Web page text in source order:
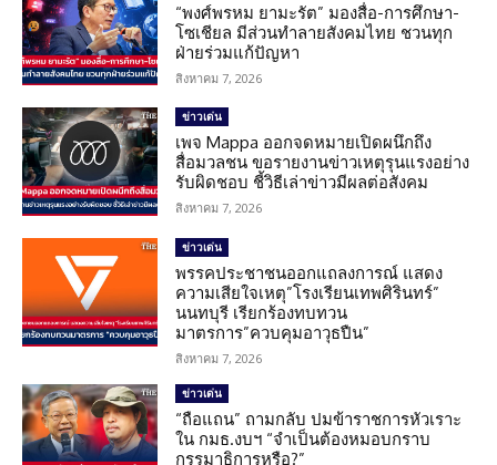
“พงศ์พรหม ยามะรัต” มองสื่อ-การศึกษา-
โซเชียล มีส่วนทำลายสังคมไทย ชวนทุก
ฝ่ายร่วมแก้ปัญหา
สิงหาคม 7, 2026
ข่าวเด่น
เพจ Mappa ออกจดหมายเปิดผนึกถึง
สื่อมวลชน ขอรายงานข่าวเหตุรุนแรงอย่าง
รับผิดชอบ ชี้วิธีเล่าข่าวมีผลต่อสังคม
สิงหาคม 7, 2026
ข่าวเด่น
พรรคประชาชนออกแถลงการณ์ แสดง
ความเสียใจเหตุ”โรงเรียนเทพศิรินทร์”
นนทบุรี เรียกร้องทบทวน
มาตรการ”ควบคุมอาวุธปืน”
สิงหาคม 7, 2026
ข่าวเด่น
“ถือแถน” ถามกลับ ปมข้าราชการหัวเราะ
ใน กมธ.งบฯ “จำเป็นต้องหมอบกราบ
กรรมาธิการหรือ?”